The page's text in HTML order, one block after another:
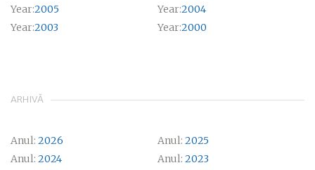
Year:2005 Year:2004
Year:2003 Year:2000
ARHIVĂ
Anul: 2026 Anul: 2025
Anul: 2024 Anul: 2023